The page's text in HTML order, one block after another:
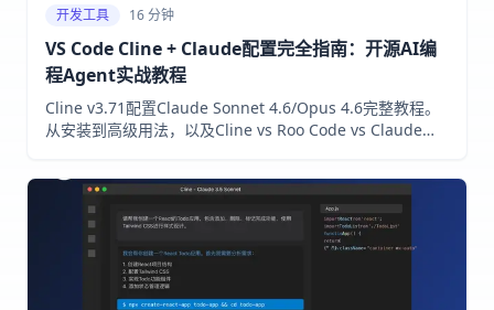
开发工具 16 分钟
VS Code Cline + Claude配置完全指南：开源AI编
程Agent实战教程
Cline v3.71配置Claude Sonnet 4.6/Opus 4.6完整教程。
从安装到高级用法，以及Cline vs Roo Code vs Claude